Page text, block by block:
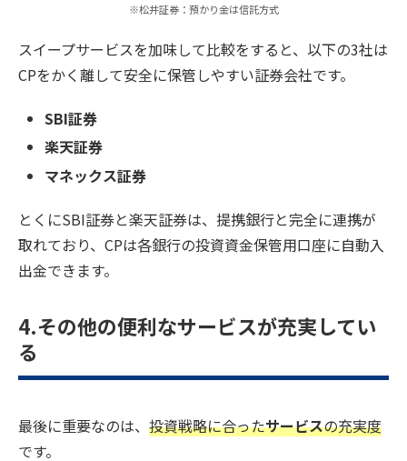
※松井証券：預かり金は信託方式
スイープサービスを加味して比較をすると、以下の3社は
CPをかく離して安全に保管しやすい証券会社です。
SBI証券
楽天証券
マネックス証券
とくにSBI証券と楽天証券は、提携銀行と完全に連携が
取れており、CPは各銀行の投資資金保管用口座に自動入
出金できます。
4.その他の便利なサービスが充実してい
る
最後に重要なのは、 投資戦略に合ったサービスの充実度
です。